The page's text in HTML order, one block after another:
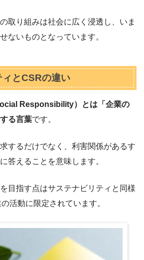
取り組みは社会に広く浸透し、いま
ないものとなっています。
とCSRの違い
Responsibility）とは「企業の
る言葉です。
するだけでなく、利害関係があるす
答えることを意味します。
目指す点はサステナビリティと同様
活動に限定されています。